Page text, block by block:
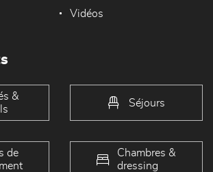
Vidéos
&
Séjours
de
Chambres &
dressing